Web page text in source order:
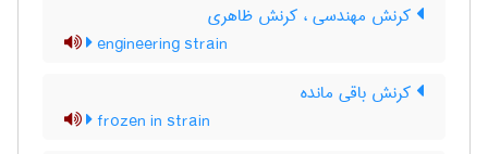
کرنش مهندسی ، کرنش ظاهری
engineering strain
کرنش باقی مانده
frozen in strain